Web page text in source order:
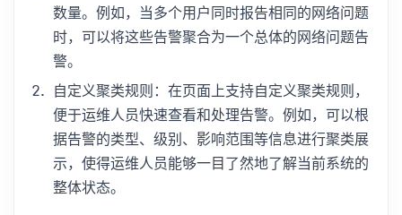
数量。例如，当多个用户同时报告相同的网络问题
时，可以将这些告警聚合为一个总体的网络问题告
警。
自定义聚类规则：在页面上支持自定义聚类规则，
便于运维人员快速查看和处理告警。例如，可以根
据告警的类型、级别、影响范围等信息进行聚类展
示，使得运维人员能够一目了然地了解当前系统的
整体状态。